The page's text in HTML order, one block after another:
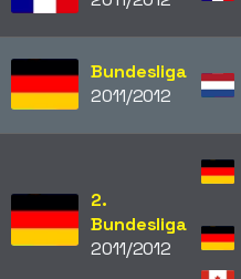
Bundesliga
2011/2012
2.
Bundesliga
2011/2012